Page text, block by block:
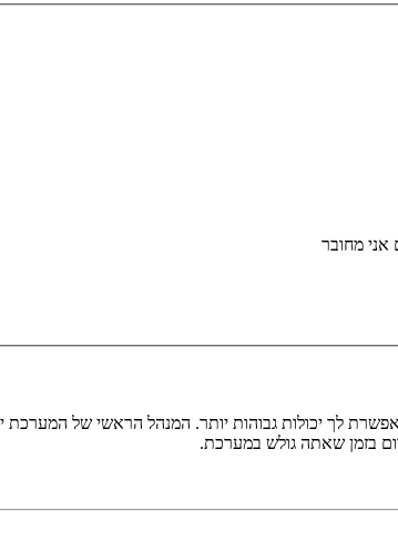
מחובר
לך יכולות גבוהות יותר. המנהל הראשי של
בזמן שאתה גולש במערכת.